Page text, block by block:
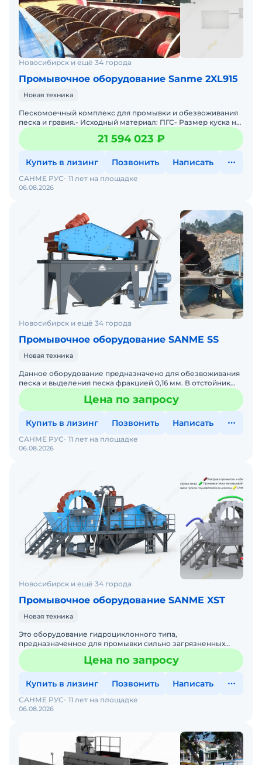
Новосибирск и ещё 34 города
Промывочное оборудование Sanme 2XL915
Новая техника
Пескомоечный комплекс для промывки и обезвоживания
песка и гравия.- Исходный материал: ПГС- Размер куска на
входе: 10мм- Размер куска на выходе: 0-5мм, 5-10мм-
21 594 023 ₽
Купить в лизинг Позвонить Написать
06.08.2026
САНМЕ РУС 11 лет на площадке
Новосибирск и ещё 34 города
Промывочное оборудование SANME SS
Новая техника
Данное оборудование предназначено для обезвоживания
песка и выделения песка фракцией 0,16 мм. В отстойник
или корыто различных типов пескомоек с пульпой погружа
Цена по запросу
Купить в лизинг Позвонить Написать
06.08.2026
САНМЕ РУС 11 лет на площадке
Новосибирск и ещё 34 города
Промывочное оборудование SANME XST
Новая техника
Это оборудование гидроциклонного типа,
предназначенное для промывки сильно загрязненных
песчаных материалов с большим содержанием
пылевидных глинистых частиц. В
Цена по запросу
Купить в лизинг Позвонить Написать
06.08.2026
САНМЕ РУС 11 лет на площадке